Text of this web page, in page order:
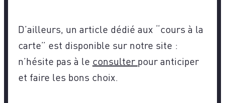
D’ailleurs, un article dédié aux “cours à la
carte” est disponible sur notre site :
n’hésite pas à le consulter pour anticiper
et faire les bons choix.